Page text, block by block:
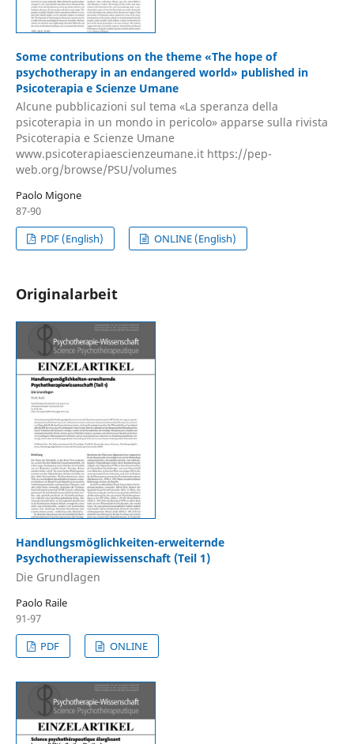
Some contributions on the theme «The hope of
psychotherapy in an endangered world» published in
Psicoterapia e Scienze Umane
Alcune pubblicazioni sul tema «La speranza della
psicoterapia in un mondo in pericolo» apparse sulla rivista
Psicoterapia e Scienze Umane
www.psicoterapiaescienzeumane.it https://pep-
web.org/browse/PSU/volumes
Paolo Migone
87-90
PDF (English)
ONLINE (English)
Originalarbeit
Handlungsmöglichkeiten-erweiternde
Psychotherapiewissenschaft (Teil 1)
Die Grundlagen
Paolo Raile
91-97
PDF
ONLINE